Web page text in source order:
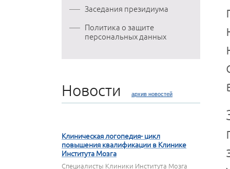
Заседания президиума
Политика о защите
персональных данных
Новости архив новостей
Клиническая логопедия- цикл
повышения квалификации в Клинике
Института Мозга
Специалисты Клиники Института Мозга